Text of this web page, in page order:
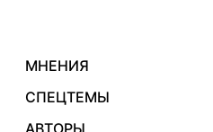
МНЕНИЯ
СПЕЦТЕМЫ
АВТОРЫ